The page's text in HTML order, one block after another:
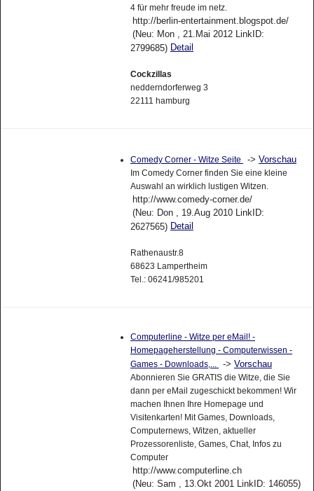
4 für mehr freude im netz.
http://berlin-entertainment.blogspot.de/
(Neu: Mon , 21.Mai 2012 LinkID:
2799685) Detail
Cockzillas
nedderndorferweg 3
22111 hamburg
Comedy Corner - Witze Seite -> Vorschau
Im Comedy Corner finden Sie eine kleine
Auswahl an wirklich lustigen Witzen.
http://www.comedy-corner.de/
(Neu: Don , 19.Aug 2010 LinkID:
2627565) Detail
Rathenaustr.8
68623 Lampertheim
Tel.: 06241/985201
Computerline - Witze per eMail! -
Homepageherstellung - Computerwissen -
Games - Downloads,...
-> Vorschau
Abonnieren Sie GRATIS die Witze, die Sie
dann per eMail zugeschickt bekommen! Wir
machen Ihnen Ihre Homepage und
Visitenkarten! Mit Games, Downloads,
Computernews, Witzen, aktueller
Prozessorenliste, Games, Chat, Infos zu
Computer
http://www.computerline.ch
(Neu: Sam , 13.Okt 2001 LinkID: 146055)